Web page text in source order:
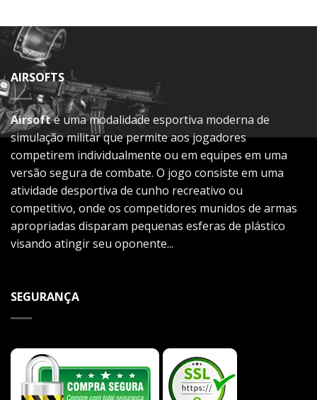
AIRSOFTS
Airsofté uma modalidade esportiva moderna de
simulação militar que permite aos jogadores
competirem individualmente ou em equipes em uma
versão segura de combate. O jogo consiste em uma
atividade desportiva de cunho recreativo ou
competitivo, onde os competidores munidos de armas
apropriadas disparam pequenas esferas de plástico
visando atingir seu oponente...
SEGURANÇA